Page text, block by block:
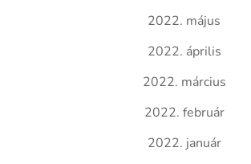
2022. május
2022. április
2022. március
2022. február
2022. január